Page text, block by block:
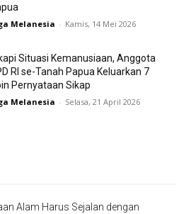
Melanesia - Kamis, 14 Mei 2026
Situasi Kemanusiaan, Anggota
RI se-Tanah Papua Keluarkan 7
Pernyataan Sikap
Melanesia - Selasa, 21 April 2026
Alam Harus Sejalan dengan